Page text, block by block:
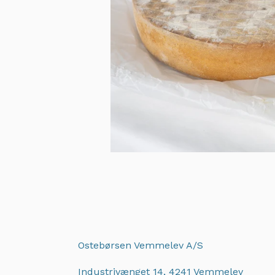
Ostebørsen Vemmelev A/S
Industrivænget 14, 4241 Vemmelev